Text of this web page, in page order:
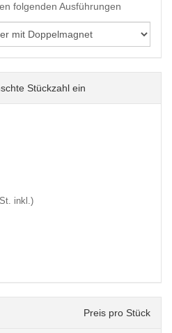
folgenden Ausführungen
Stückzahl ein
inkl.)
Preis pro Stück